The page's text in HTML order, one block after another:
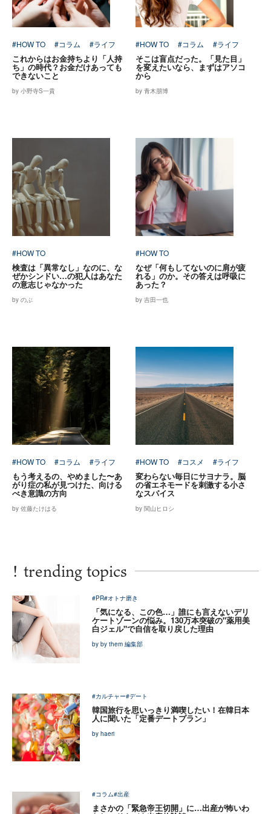
#HOW TO #コラム #ライフ
これからはお金持ちより「人持
ち」の時代？お金だけあっても
できないこと
by 小野寺S一貴
#HOW TO #コラム #ライフ
そこは盲点だった。「見た目」
を変えたいなら、まずはアソコ
から
by 青木朋博
#HOW TO
検査は「異常なし」なのに、な
ぜかシンドい…の犯人はあなた
の意志じゃなかった
by のぶ
#HOW TO
なぜ「何もしてないのに肩が疲
れる」のか。その答えは呼吸に
あった？
by 吉田一也
#HOW TO #コラム #ライフ
もう考えるの、やめました〜あ
がり症の私が見つけた、向ける
べき意識の方向
by 佐藤たけはる
#HOW TO #コスメ #ライフ
変わらない毎日にサヨナラ。脳
の省エネモードを刺激する小さ
なスパイス
by 関山ヒロシ
! trending topics
#PR#オトナ磨き
「気になる、この色…」誰にも言えないデリ
ケートゾーンの悩み。130万本突破の"薬用美
白ジェル"で自信を取り戻した理由
by by them 編集部
#カルチャー#デート
韓国旅行を思いっきり満喫したい！在韓日本
人に聞いた「定番デートプラン」
by haeri
#コラム#出産
まさかの「緊急帝王切開」に…出産が怖いわ